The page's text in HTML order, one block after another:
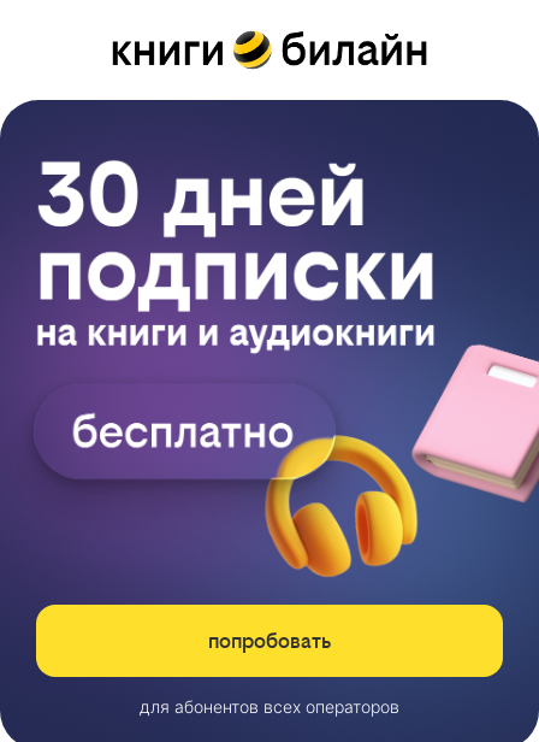
попробовать
для абонентов всех операторов